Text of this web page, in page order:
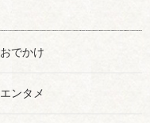
おでかけ
エンタメ